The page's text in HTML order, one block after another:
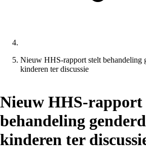
Nieuw HHS-rapport stelt behandeling
kinderen ter discussie
Nieuw HHS-rapport
behandeling
kinderen ter